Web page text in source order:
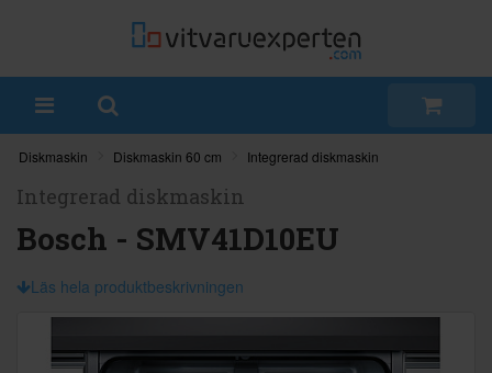
Diskmaskin Diskmaskin 60 cm Integrerad diskmaskin
Integrerad diskmaskin
Bosch - SMV41D10EU
Läs hela produktbeskrivningen